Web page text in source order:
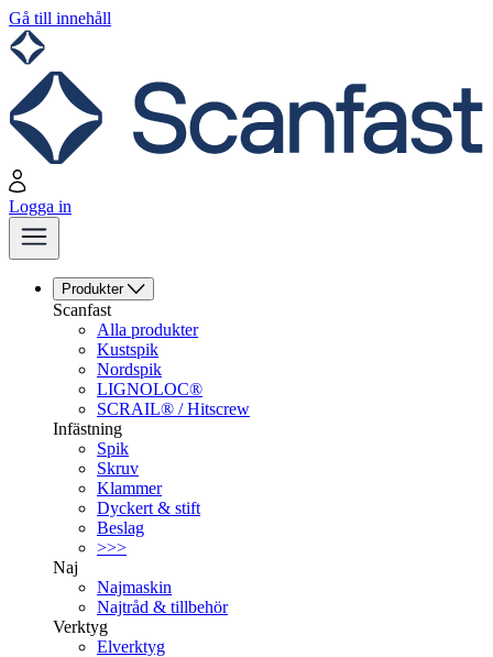
Gå till innehåll
Logga in
Produkter
Scanfast
Alla produkter
Kustspik
Nordspik
LIGNOLOC®
SCRAIL® / Hitscrew
Infästning
Spik
Skruv
Klammer
Dyckert & stift
Beslag
>>>
Naj
Najmaskin
Najtråd & tillbehör
Verktyg
Elverktyg